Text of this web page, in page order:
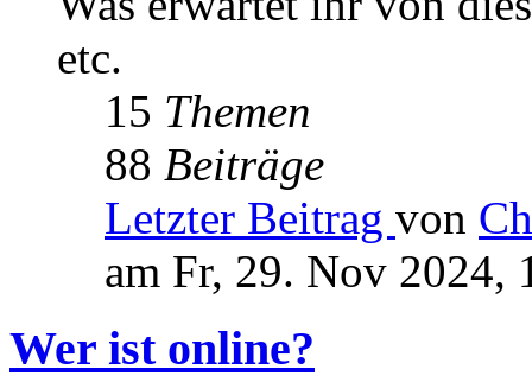
etc.
15 Themen
88 Beiträge
Letzter Beitrag von
am Fr, 29. Nov 2024,
Wer ist online?